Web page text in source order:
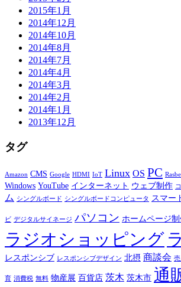
2015年1月
2014年12月
2014年10月
2014年8月
2014年7月
2014年4月
2014年3月
2014年2月
2014年1月
2013年12月
タグ
Amazon CMS Google HDMI IoT Linux OS PC
Windows YouTube インターネット ウェブ制作
ム
シングルボード シングルボードコンピュータ スマー
ビ デジタルサイネージ パソコン ホームページ
ラジオショッピング
レスポンシブ レスポンシブデザイン 北摂 商談会 売
育 消費税 無料 物産展 百貨店 茨木 茨木市 通